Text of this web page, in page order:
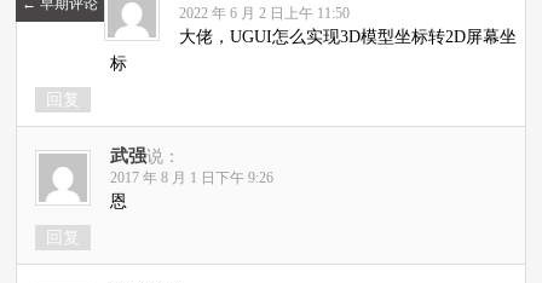
← 早期评论
2022 年 6 月 2 日上午 11:50
大佬，UGUI怎么实现3D模型坐标转2D屏幕坐
标
回复
武强说：
2017 年 8 月 1 日下午 9:26
恩
回复